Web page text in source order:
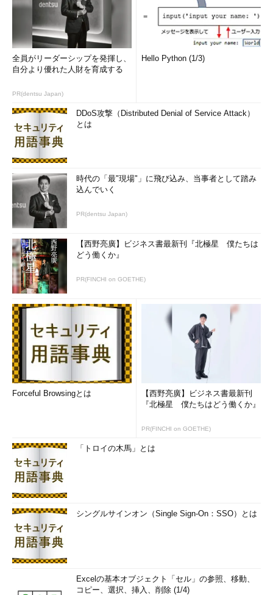
全員がリーダーシップを発揮し、
自分より優れた人財を育成する
PR(dentsu Japan)
Hello Python (1/3)
DDoS攻撃（Distributed Denial of Service Attack）
とは
時代の「最"現場"」に飛び込み、当事者として踏み
込んでいく
PR(dentsu Japan)
【西野亮廣】ビジネス書最新刊『北極星 僕たちは
どう働くか』
PR(FINCHI on GOETHE)
Forceful Browsingとは
【西野亮廣】ビジネス書最新刊
『北極星 僕たちはどう働くか』
PR(FINCHI on GOETHE)
「トロイの木馬」とは
シングルサインオン（Single Sign-On：SSO）とは
Excelの基本オブジェクト「セル」の参照、移動、
コピー、選択、挿入、削除 (1/4)